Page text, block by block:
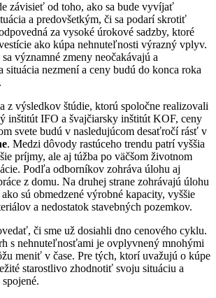
závisieť od toho, ako sa bude vyvíjať
a predovšetkým, či sa podarí skrotiť
za vysoké úrokové sadzby, ktoré
ako kúpa nehnuteľnosti výrazný vplyv.
významné zmeny neočakávajú a
situácia nezmení a ceny budú do konca roka
z výsledkov štúdie, ktorú spoločne realizovali
inštitút IFO a švajčiarsky inštitút KOF, ceny
svete budú v nasledujúcom desaťročí rásť v
. Medzi dôvody rastúceho trendu patrí vyššia
príjmy, ale aj túžba po väčšom životnom
Podľa odborníkov zohráva úlohu aj
z domu. Na druhej strane zohrávajú úlohu
sú obmedzené výrobné kapacity, vyššie
a nedostatok stavebných pozemkov.
či sme už dosiahli dno cenového cyklu.
s nehnuteľnosťami je ovplyvnený mnohými
meniť v čase. Pre tých, ktorí uvažujú o kúpe
starostlivo zhodnotiť svoju situáciu a